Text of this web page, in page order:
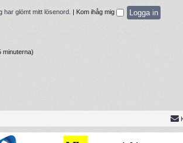
har glömt mitt lösenord. Kom ihåg mig
minuterna)